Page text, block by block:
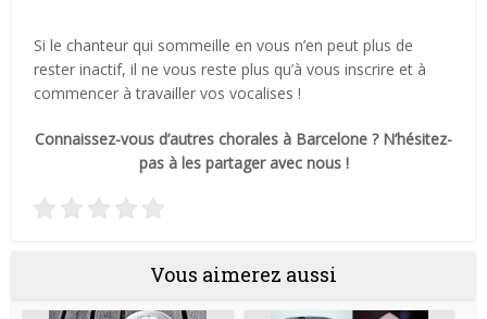
Si le chanteur qui sommeille en vous n’en peut plus de
rester inactif, il ne vous reste plus qu’à vous inscrire et à
commencer à travailler vos vocalises !
Connaissez-vous d’autres chorales à Barcelone ? N’hésitez-
pas à les partager avec nous !
Vous aimerez aussi